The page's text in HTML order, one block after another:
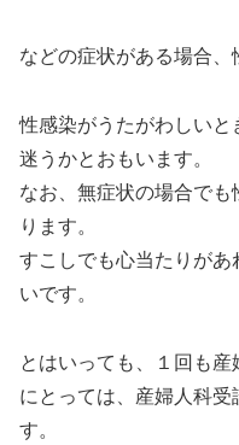
などの症状がある場合、
性感染がうたがわしい
迷うかとおもいます。
なお、無症状の場合で
ります。
すこしでも心当たりが
いです。
とはいっても、１回も
にとっては、産婦人科受
す。